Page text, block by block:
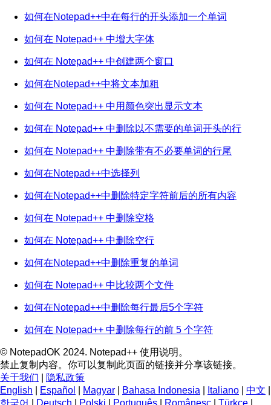
如何在Notepad++中在每行的开头添加一个单词
如何在 Notepad++ 中增大字体
如何在 Notepad++ 中创建两个窗口
如何在Notepad++中将文本加粗
如何在 Notepad++ 中用颜色突出显示文本
如何在 Notepad++ 中删除以不需要的单词开头的行
如何在 Notepad++ 中删除带有不必要单词的行尾
如何在Notepad++中选择列
如何在Notepad++中删除特定字符前后的所有内容
如何在 Notepad++ 中删除空格
如何在 Notepad++ 中删除空行
如何在Notepad++中删除重复的单词
如何在 Notepad++ 中比较两个文件
如何在Notepad++中删除每行最后5个字符
如何在 Notepad++ 中删除每行的前 5 个字符
© NotepadOK 2024. Notepad++ 使用说明。
禁止复制内容。你可以复制此页面的链接并分享该链接。
关于我们
隐私政策
English
Español Magyar Bahasa Indonesia Italiano 中文
한국어
Deutsch Polski Português Românesc Türkçe